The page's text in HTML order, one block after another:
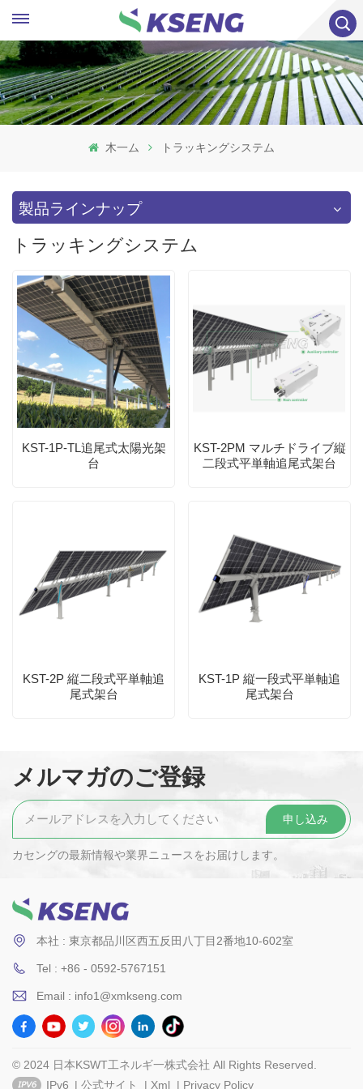
木一ム トラッキングシステム
製品ラインナップ
トラッキングシステム
KST-1P-TL追尾式太陽光架
台
KST-2PM マルチドライブ縦
二段式平単軸追尾式架台
KST-2P 縦二段式平単軸追
尾式架台
KST-1P 縦一段式平単軸追
尾式架台
メルマガのご登録
カセングの最新情報や業界ニュースをお届けします。
本社 : 東京都品川区西五反田八丁目2番地10-602室
Tel : +86 - 0592-5767151
Email : info1@xmkseng.com
© 2024 日本KSWT工ネルギ一株式会社 All Rights Reserved.
IPv6 | 公式サイト | Xml | Privacy Policy